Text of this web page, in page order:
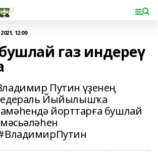
12:09
газ индереү
Путин үҙенең
Йыйылышҡа
йорттарға бушлай